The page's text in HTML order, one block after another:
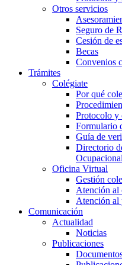
Otros servicios
Seguro de
Cesión de
Becas
Convenios
Trámites
Colégiate
Por qué
Protocolo y
Formulario
Guía de
Directorio
Ocupacional
Oficina Virtual
Gestión
Atención al
Atención al
Comunicación
Actualidad
Noticias
Publicaciones